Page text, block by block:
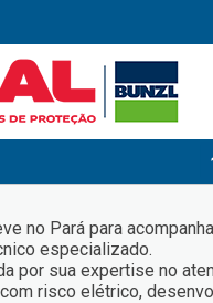
no Pará para
especializado.
por sua expertise no
risco elétrico,